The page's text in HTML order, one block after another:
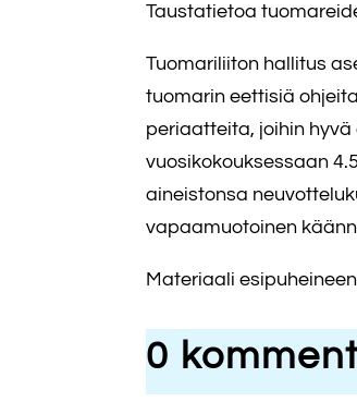
Taustatietoa
Tuomariliiton hallitus
tuomarin eettisiä
periaatteita, joihin
vuosikokouksessaan
aineistonsa
vapaamuotoinen
Materiaali
0